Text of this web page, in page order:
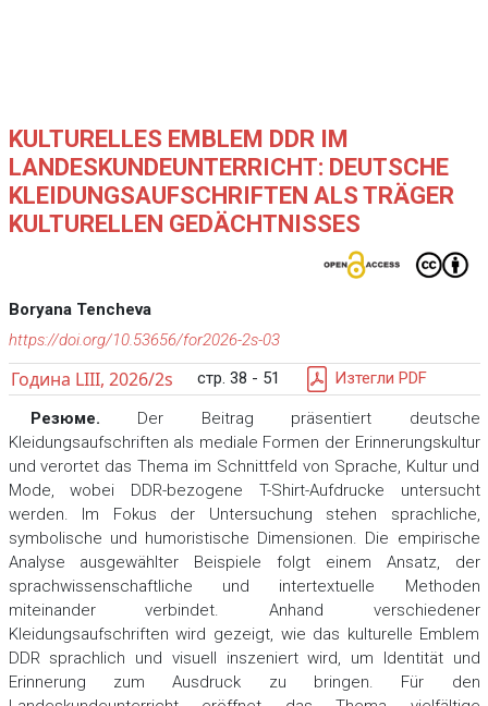
KULTURELLES EMBLEM DDR IM
LANDESKUNDEUNTERRICHT: DEUTSCHE
KLEIDUNGSAUFSCHRIFTEN ALS TRÄGER
KULTURELLEN GEDÄCHTNISSES
Boryana Tencheva
https://doi.org/10.53656/for2026-2s-03
Година LIII, 2026/2s стр. 38 - 51 Изтегли PDF
Резюме. Der Beitrag präsentiert deutsche
Kleidungsaufschriften als mediale Formen der Erinnerungskultur
und verortet das Thema im Schnittfeld von Sprache, Kultur und
Mode, wobei DDR-bezogene T-Shirt-Aufdrucke untersucht
werden. Im Fokus der Untersuchung stehen sprachliche,
symbolische und humoristische Dimensionen. Die empirische
Analyse ausgewählter Beispiele folgt einem Ansatz, der
sprachwissenschaftliche und intertextuelle Methoden
miteinander verbindet. Anhand verschiedener
Kleidungsaufschriften wird gezeigt, wie das kulturelle Emblem
DDR sprachlich und visuell inszeniert wird, um Identität und
Erinnerung zum Ausdruck zu bringen. Für den